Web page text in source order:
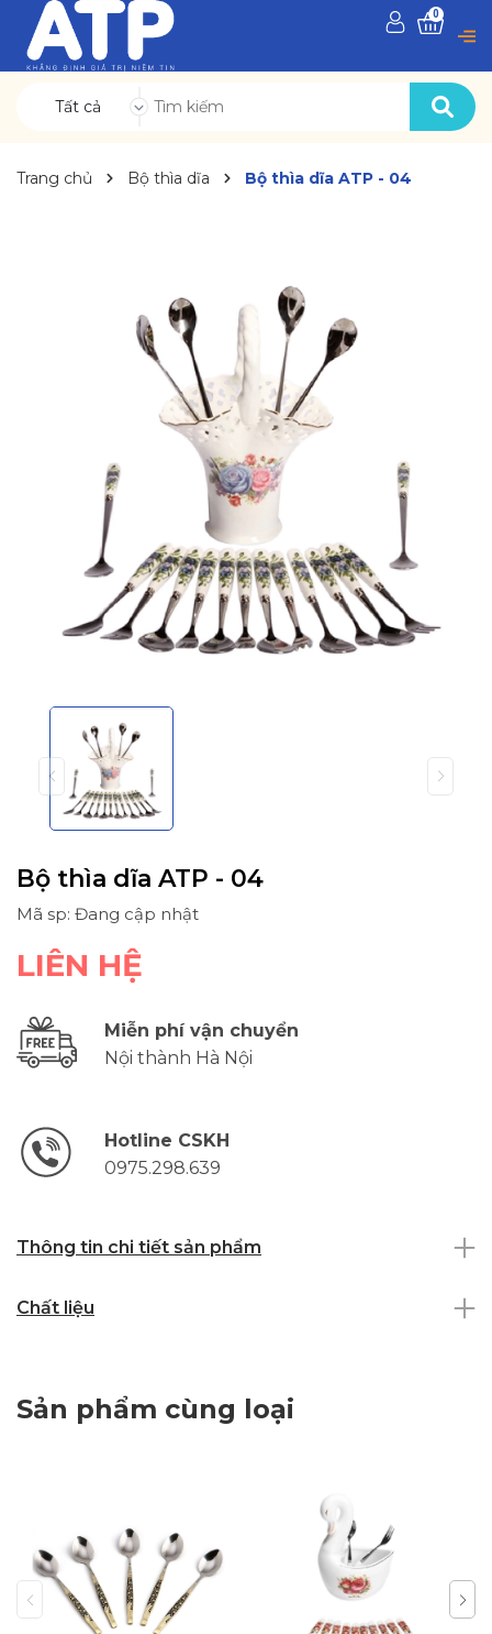
Tất cả
0
Trang chủ Bộ thìa dĩa Bộ thìa dĩa ATP - 04
Bộ thìa dĩa ATP - 04
Mã sp: Đang cập nhật
LIÊN HỆ
Miễn phí vận chuyển
Nội thành Hà Nội
Hotline CSKH
0975.298.639
Thông tin chi tiết sản phẩm
Chất liệu
Sản phẩm cùng loại